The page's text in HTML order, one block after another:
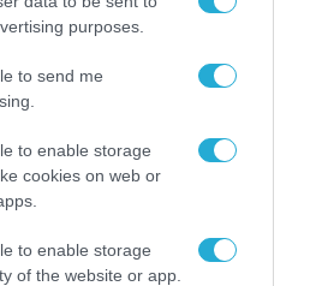
purposes.
to send me
to enable storage
cookies on web or
to enable storage
of the website or app.